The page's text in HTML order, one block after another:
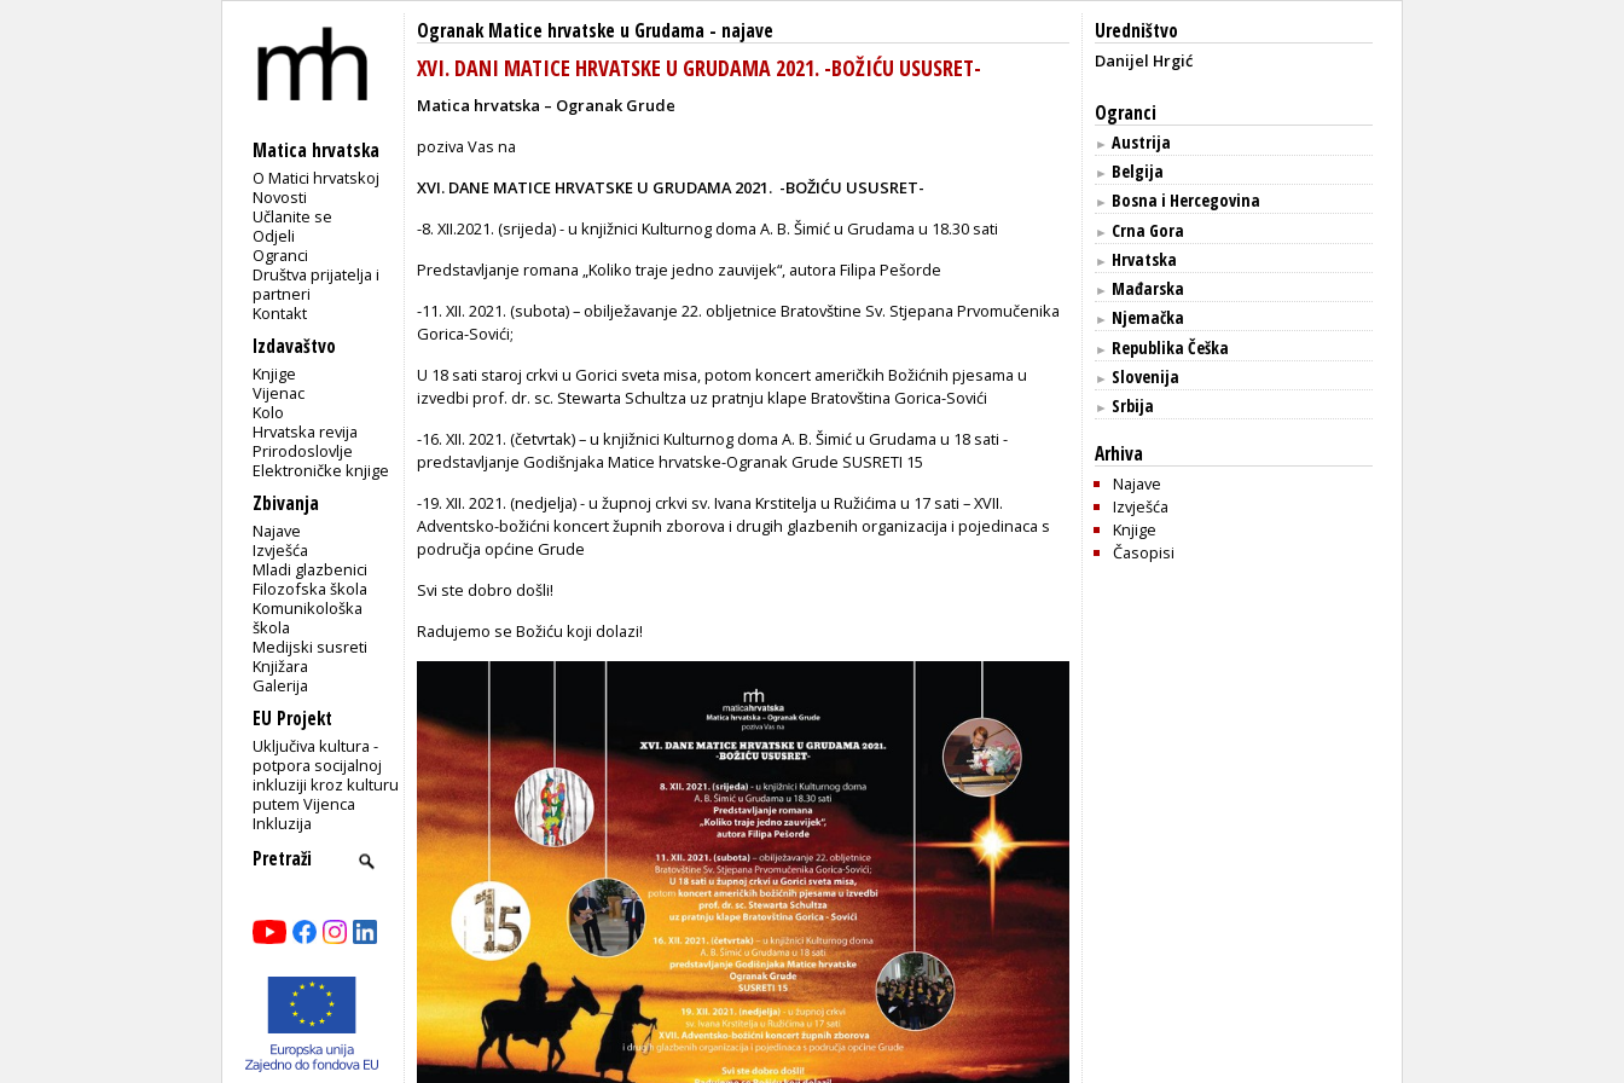
Matica hrvatska
O Matici hrvatskoj
Novosti
Učlanite se
Odjeli
Ogranci
Društva prijatelja i
partneri
Kontakt
Izdavaštvo
Knjige
Vijenac
Kolo
Hrvatska revija
Prirodoslovlje
Elektroničke knjige
Zbivanja
Najave
Izvješća
Mladi glazbenici
Filozofska škola
Komunikološka
škola
Medijski susreti
Knjižara
Galerija
EU Projekt
Uključiva kultura -
potpora socijalnoj
inkluziji kroz kulturu
putem Vijenca
Inkluzija
Ogranak Matice hrvatske u Grudama - najave
XVI. DANI MATICE HRVATSKE U GRUDAMA 2021. -BOŽIĆU USUSRET-
Matica hrvatska – Ogranak Grude
poziva Vas na
XVI. DANE MATICE HRVATSKE U GRUDAMA 2021. -BOŽIĆU USUSRET-
-8. XII.2021. (srijeda) - u knjižnici Kulturnog doma A. B. Šimić u Grudama u 18.30 sati
Predstavljanje romana „Koliko traje jedno zauvijek“, autora Filipa Pešorde
-11. XII. 2021. (subota) – obilježavanje 22. obljetnice Bratovštine Sv. Stjepana Prvomučenika
Gorica-Sovići;
U 18 sati staroj crkvi u Gorici sveta misa, potom koncert američkih Božićnih pjesama u
izvedbi prof. dr. sc. Stewarta Schultza uz pratnju klape Bratovština Gorica-Sovići
-16. XII. 2021. (četvrtak) – u knjižnici Kulturnog doma A. B. Šimić u Grudama u 18 sati -
predstavljanje Godišnjaka Matice hrvatske-Ogranak Grude SUSRETI 15
-19. XII. 2021. (nedjelja) - u župnoj crkvi sv. Ivana Krstitelja u Ružićima u 17 sati – XVII.
Adventsko-božićni koncert župnih zborova i drugih glazbenih organizacija i pojedinaca s
područja općine Grude
Svi ste dobro došli!
Radujemo se Božiću koji dolazi!
Uredništvo
Danijel Hrgić
Ogranci
► Austrija
► Belgija
► Bosna i Hercegovina
► Crna Gora
► Hrvatska
► Mađarska
► Njemačka
► Republika Češka
► Slovenija
► Srbija
Arhiva
Najave
Izvješća
Knjige
Časopisi